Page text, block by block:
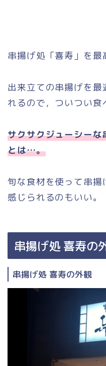
串揚げ処「喜寿」を最
出来立ての串揚げを最
れるので，ついつい食
サクサクジューシー
とは…。
旬な食材を使って串揚
感じられるのもいい。
串揚げ処 喜寿の
串揚げ処 喜寿の外観